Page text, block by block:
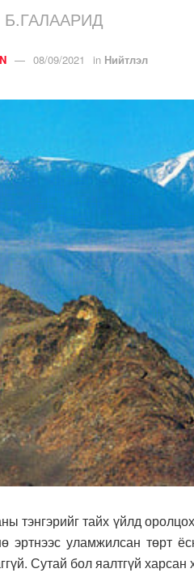
Б.ГАЛААРИД
08/09/2021 in Нийтлэл
тэнгэрийг тайх үйлд
эртнээс уламжилсан төрт
Сутай бол яалтгүй